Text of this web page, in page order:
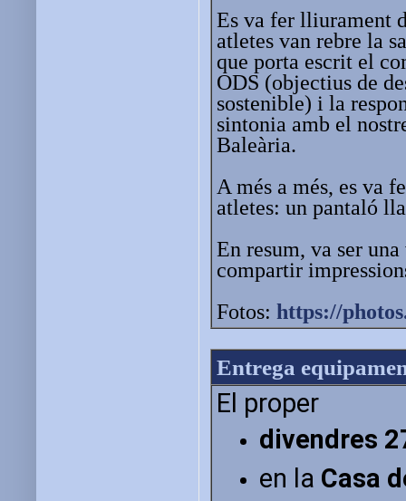
Es va fer lliurament
atletes van rebre la
que porta escrit el
ODS (objectius de
sostenible) i la
sintonia amb el
Baleària.
A més a més, es va
atletes: un pantaló
En resum, va ser
compartir
Fotos: https://
Entrega
El proper
divendres
en la Casa